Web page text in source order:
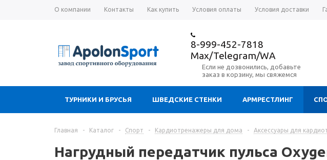
О компании Контакты Как купить Условия оплаты Условия доставки
8-999-452-7818
Max/Telegram/WA
Если не дозвонились, добавьте
заказ в корзину, мы свяжемся
ТУРНИКИ И БРУСЬЯ ШВЕДСКИЕ СТЕНКИ АРМРЕСТЛИНГ
Главная - Каталог - Спорт - Кардиотренажеры для дома - Аксессуары для
Нагрудный передатчик пульса